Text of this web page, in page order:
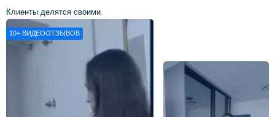
Клиенты делятся своими
впечатлениями о нашей работе
10+ ВИДЕООТЗЫВОВ